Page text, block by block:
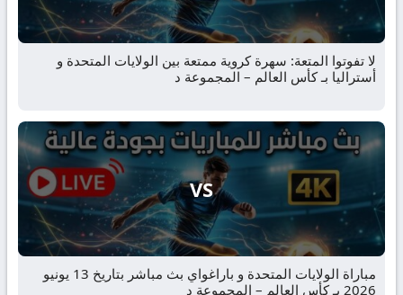
لا تفوتوا المتعة: سهرة كروية ممتعة بين الولايات المتحدة و
أستراليا بـ كأس العالم – المجموعة د
VS
مباراة الولايات المتحدة و باراغواي بث مباشر بتاريخ 13 يونيو
2026 بـ كأس العالم – المجموعة د